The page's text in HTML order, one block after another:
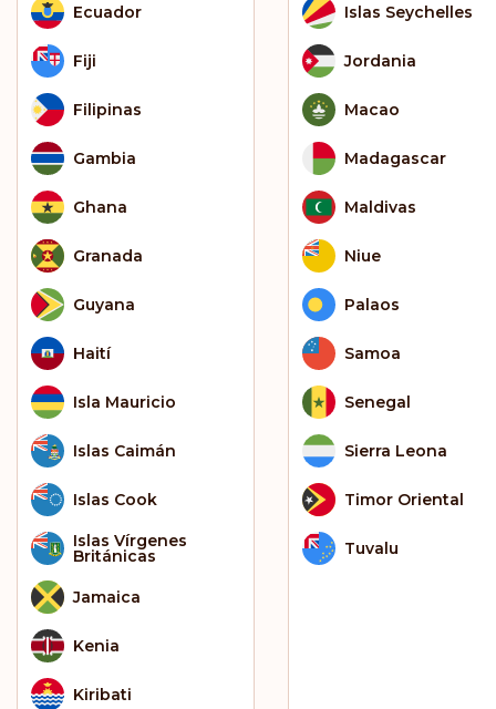
Ecuador
Fiji
Filipinas
Gambia
Ghana
Granada
Guyana
Haití
Isla Mauricio
Islas Caimán
Islas Cook
Islas Vírgenes
Británicas
Jamaica
Kenia
Kiribati
Islas Seychelles
Jordania
Macao
Madagascar
Maldivas
Niue
Palaos
Samoa
Senegal
Sierra Leona
Timor Oriental
Tuvalu